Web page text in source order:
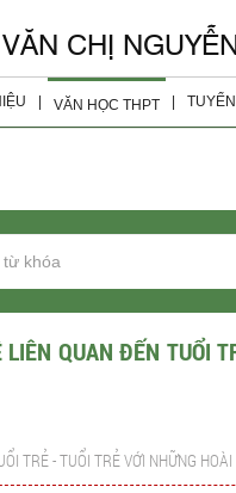
CHỊ
VĂN HỌC THPT
Nghị Luận Văn Học
Tài Liệu Bổ Sung
Tài Liệu Lớp 10
QUAN ĐẾN TUỔI
TRẺ - TUỔI TRẺ VỚI NHỮNG HOÀI